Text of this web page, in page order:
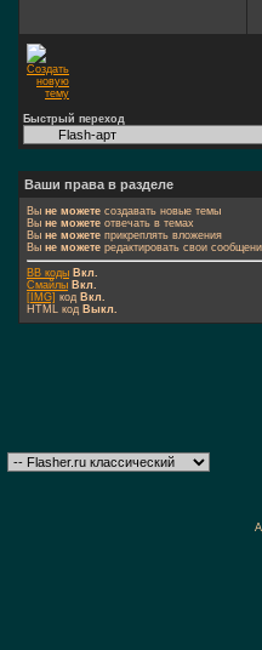
Быстрый переход
Ваши права в разделе
Вы не можете создавать новые темы
Вы не можете отвечать в темах
Вы не можете прикреплять вложения
Вы не можете редактировать свои
BB коды Вкл.
Смайлы Вкл.
[IMG] код Вкл.
HTML код Выкл.